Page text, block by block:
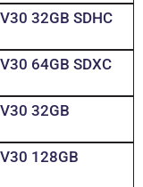
32GB SDHC
64GB SDXC
32GB
128GB